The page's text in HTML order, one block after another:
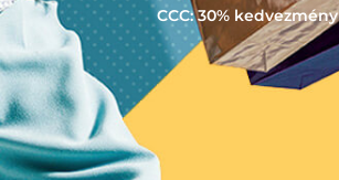
CCC: 30% kedvezmény